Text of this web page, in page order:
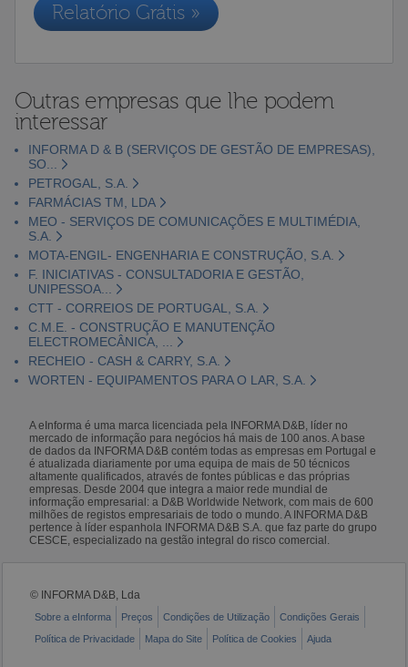
Relatório Grátis »
Outras empresas que lhe podem
interessar
INFORMA D & B (SERVIÇOS DE GESTÃO DE EMPRESAS),
SO...
PETROGAL, S.A.
FARMÁCIAS TM, LDA
MEO - SERVIÇOS DE COMUNICAÇÕES E MULTIMÉDIA,
S.A.
MOTA-ENGIL- ENGENHARIA E CONSTRUÇÃO, S.A.
F. INICIATIVAS - CONSULTADORIA E GESTÃO,
UNIPESSOA...
CTT - CORREIOS DE PORTUGAL, S.A.
C.M.E. - CONSTRUÇÃO E MANUTENÇÃO
ELECTROMECÂNICA, ...
RECHEIO - CASH & CARRY, S.A.
WORTEN - EQUIPAMENTOS PARA O LAR, S.A.
A eInforma é uma marca licenciada pela INFORMA D&B, líder no
mercado de informação para negócios há mais de 100 anos. A base
de dados da INFORMA D&B contém todas as empresas em Portugal e
é atualizada diariamente por uma equipa de mais de 50 técnicos
altamente qualificados, através de fontes públicas e das próprias
empresas. Desde 2004 que integra a maior rede mundial de
informação empresarial: a D&B Worldwide Network, com mais de 600
milhões de registos empresariais de todo o mundo. A INFORMA D&B
pertence à líder espanhola INFORMA D&B S.A. que faz parte do grupo
CESCE, especializado na gestão integral do risco comercial.
© INFORMA D&B, Lda
Sobre a eInforma Preços Condições de Utilização
Condições Gerais
Política de Privacidade
Mapa do Site Política de Cookies Ajuda